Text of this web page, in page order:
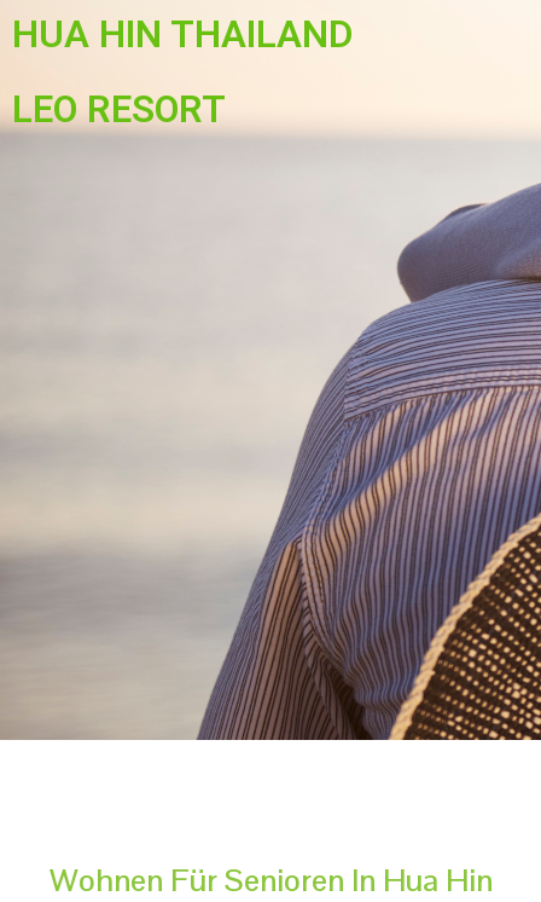
HUA HIN THAILAND
LEO RESORT
Wohnen Für Senioren In Hua Hin